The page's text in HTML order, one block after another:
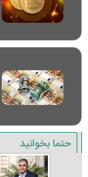
حتما بخوانید